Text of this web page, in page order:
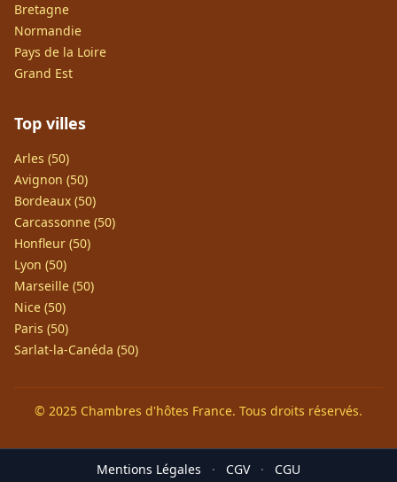
Bretagne
Normandie
Pays de la Loire
Grand Est
Top villes
Arles (50)
Avignon (50)
Bordeaux (50)
Carcassonne (50)
Honfleur (50)
Lyon (50)
Marseille (50)
Nice (50)
Paris (50)
Sarlat-la-Canéda (50)
© 2025 Chambres d'hôtes France. Tous droits réservés.
Mentions Légales · CGV · CGU